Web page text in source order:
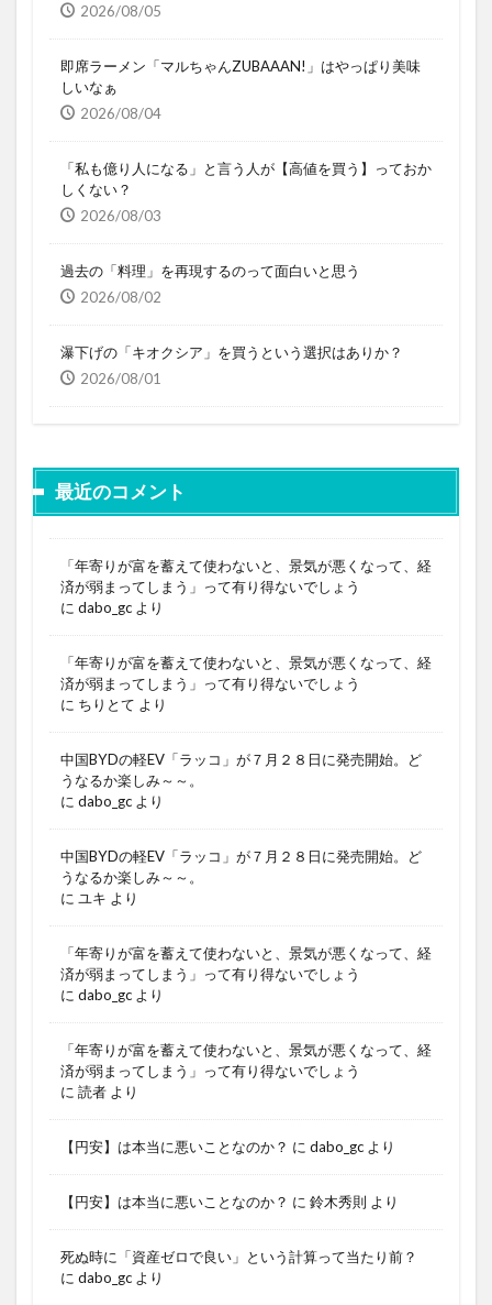
2026/08/05
即席ラーメン「マルちゃんZUBAAAN!」はやっぱり美味
しいなぁ
2026/08/04
「私も億り人になる」と言う人が【高値を買う】っておか
しくない？
2026/08/03
過去の「料理」を再現するのって面白いと思う
2026/08/02
瀑下げの「キオクシア」を買うという選択はありか？
2026/08/01
最近のコメント
「年寄りが富を蓄えて使わないと、景気が悪くなって、経
済が弱まってしまう」って有り得ないでしょう
に dabo_gc より
「年寄りが富を蓄えて使わないと、景気が悪くなって、経
済が弱まってしまう」って有り得ないでしょう
に ちりとて より
中国BYDの軽EV「ラッコ」が７月２８日に発売開始。ど
うなるか楽しみ～～。
に dabo_gc より
中国BYDの軽EV「ラッコ」が７月２８日に発売開始。ど
うなるか楽しみ～～。
に ユキ より
「年寄りが富を蓄えて使わないと、景気が悪くなって、経
済が弱まってしまう」って有り得ないでしょう
に dabo_gc より
「年寄りが富を蓄えて使わないと、景気が悪くなって、経
済が弱まってしまう」って有り得ないでしょう
に 読者 より
【円安】は本当に悪いことなのか？ に dabo_gc より
【円安】は本当に悪いことなのか？ に 鈴木秀則 より
死ぬ時に「資産ゼロで良い」という計算って当たり前？
に dabo_gc より